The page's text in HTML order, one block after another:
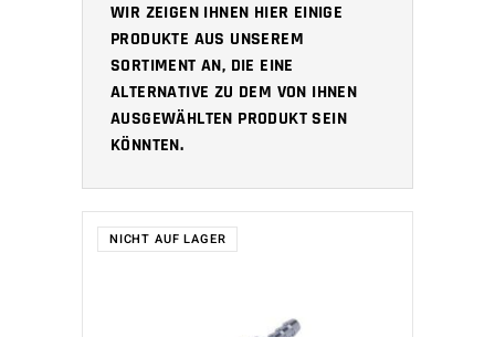
WIR ZEIGEN IHNEN HIER EINIGE
PRODUKTE AUS UNSEREM
SORTIMENT AN, DIE EINE
ALTERNATIVE ZU DEM VON IHNEN
AUSGEWÄHLTEN PRODUKT SEIN
KÖNNTEN.
NICHT AUF LAGER